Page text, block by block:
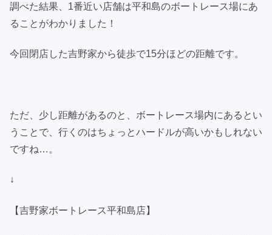
調べた結果、1番近い店舗は平和島のボートレース場にあ
ることがわかりました！
今回閉店した吉野家から徒歩で15分ほどの距離です。
ただ、少し距離があるのと、ボートレース場内にあるとい
うことで、行くのはちょっとハードルが高いかもしれない
ですね…。
↓
【吉野家ボートレース平和島店】